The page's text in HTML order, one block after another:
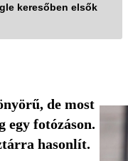
keresőben elsők
de most
egy fotózáson.
hasonlít.